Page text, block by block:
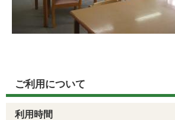
ご利用について
利用時間